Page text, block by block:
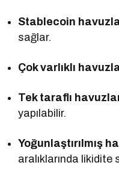
Stablecoin
sağlar.
Çok varlıklı
Tek taraflı
yapılabilir.
Yoğunlaştırılmış
aralıklarında likidite